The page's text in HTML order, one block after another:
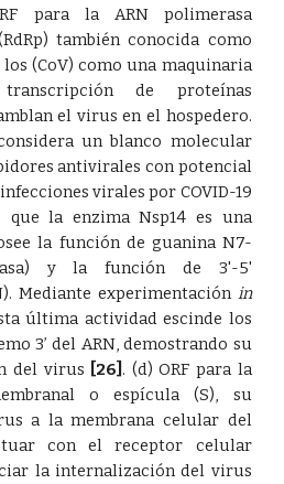
para la ARN polimerasa
también conocida como
(CoV) como una maquinaria
de proteínas
el virus en el hospedero.
un blanco molecular
antivirales con potencial
virales por COVID-19
que la enzimaNsp14 es una
la función de guanina N7-
y la función de 3'-5'
Mediante experimentación in
última actividad escinde los
3’ del ARN, demostrando su
del virus [26] . (d) ORF para la
o espícula (S), su
a la membrana celular del
con el receptor celular
la internalización del virus